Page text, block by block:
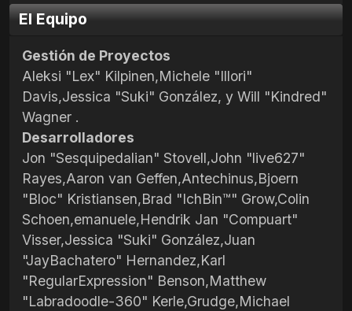
El Equipo
Gestión de Proyectos
Aleksi "Lex" Kilpinen,Michele "Illori"
Davis,Jessica "Suki" González, y Will "Kindred"
Wagner .
Desarrolladores
Jon "Sesquipedalian" Stovell,John "live627"
Rayes,Aaron van Geffen,Antechinus,Bjoern
"Bloc" Kristiansen,Brad "IchBin™" Grow,Colin
Schoen,emanuele,Hendrik Jan "Compuart"
Visser,Jessica "Suki" González,Juan
"JayBachatero" Hernandez,Karl
"RegularExpression" Benson,Matthew
"Labradoodle-360" Kerle,Grudge,Michael